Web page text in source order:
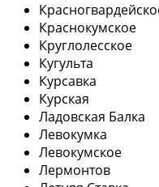
Краснокумское
Круглолесское
Кугульта
Курсавка
Курская
Ладовская Балка
Левокумка
Левокумское
Лермонтов